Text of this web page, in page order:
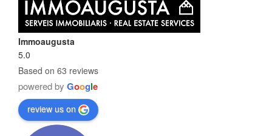
Immoaugusta
5.0
Based on 63 reviews
powered by Google
review us on